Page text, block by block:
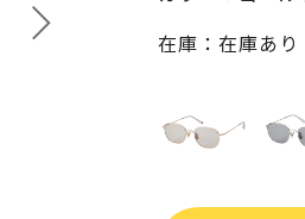
在庫：在庫あり